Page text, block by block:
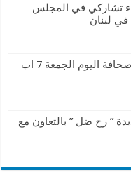
تشاركي في المجلس
لبنان
almontasher:رصيف صحافة اليوم الجمعة 7 اب
” رح ضل ” بالتعاون مع